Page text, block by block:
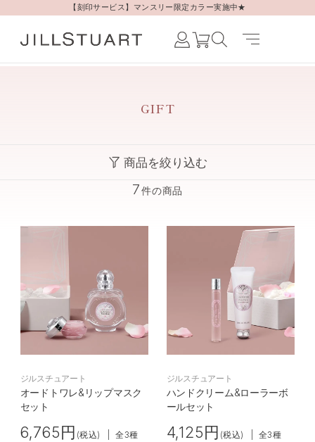
【刻印サービス】マンスリー限定カラー実施中★
Japanese /
GIFT
7件の商品
商品を絞り込む
すべての商品
ジルスチュアート
オードトワレ&リップマスク
セット
6,765円 (税込) 全3種
ジルスチュアート
ハンドクリーム&ローラーボ
ールセット
4,125円 (税込) 全3種